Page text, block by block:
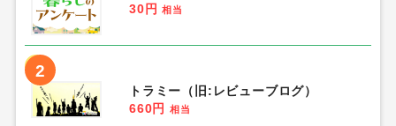
30円
相当
2
トラミー（旧:レビューブログ）
660円
相当